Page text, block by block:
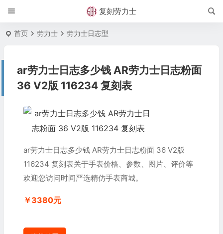
复刻劳力士
首页 劳力士 劳力士日志型
ar劳力士日志多少钱 AR劳力士日志粉面
36 V2版 116234 复刻表
ar劳力士日志多少钱 AR劳力士日志粉面 36 V2版
116234 复刻表关于手表价格、参数、图片、评价等
欢迎您访问时间严选精仿手表商城。
￥3380元